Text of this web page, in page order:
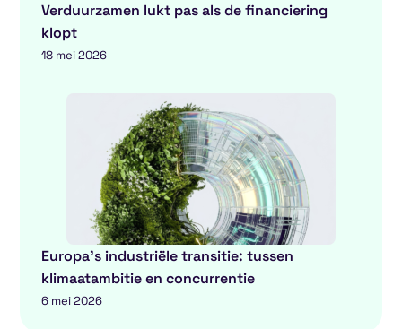
Verduurzamen lukt pas als de financiering
klopt
18 mei 2026
Europa’s industriële transitie: tussen
klimaatambitie en concurrentie
6 mei 2026